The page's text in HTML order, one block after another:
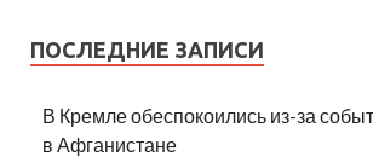
ПОСЛЕДНИЕ ЗАПИСИ
В Кремле обеспокоились из-за
в Афганистане